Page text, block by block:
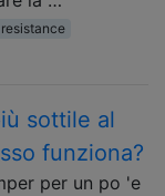
resistance
sottile al
funziona?
per un po 'e